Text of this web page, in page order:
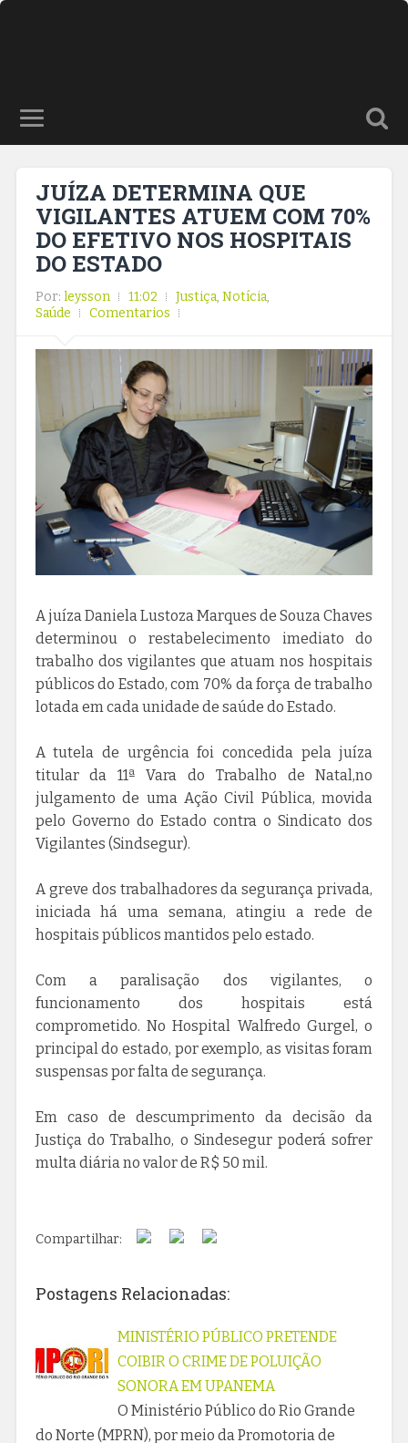
JUÍZA DETERMINA QUE
VIGILANTES ATUEM COM 70%
DO EFETIVO NOS HOSPITAIS
DO ESTADO
Por: leysson 11:02 Justiça, Notícia,
Saúde
Comentarios
A juíza Daniela Lustoza Marques de Souza Chaves
determinou o restabelecimento imediato do
trabalho dos vigilantes que atuam nos hospitais
públicos do Estado, com 70% da força de trabalho
lotada em cada unidade de saúde do Estado.
A tutela de urgência foi concedida pela juíza
titular da 11ª Vara do Trabalho de Natal,no
julgamento de uma Ação Civil Pública, movida
pelo Governo do Estado contra o Sindicato dos
Vigilantes (Sindsegur).
A greve dos trabalhadores da segurança privada,
iniciada há uma semana, atingiu a rede de
hospitais públicos mantidos pelo estado.
Com a paralisação dos vigilantes, o
funcionamento dos hospitais está
comprometido. No Hospital Walfredo Gurgel, o
principal do estado, por exemplo, as visitas foram
suspensas por falta de segurança.
Em caso de descumprimento da decisão da
Justiça do Trabalho, o Sindesegur poderá sofrer
multa diária no valor de R$ 50 mil.
Compartilhar:
Postagens Relacionadas:
MINISTÉRIO PÚBLICO PRETENDE
COIBIR O CRIME DE POLUIÇÃO
SONORA EM UPANEMA
O Ministério Público do Rio Grande
do Norte (MPRN), por meio da Promotoria de